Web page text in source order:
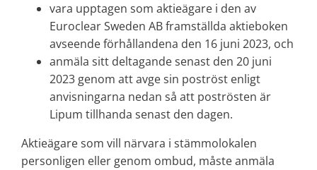
vara upptagen som aktieägare i den av
Euroclear Sweden AB framställda aktieboken
avseende förhållandena den 16 juni 2023, och
anmäla sitt deltagande senast den 20 juni
2023 genom att avge sin poströst enligt
anvisningarna nedan så att poströsten är
Lipum tillhanda senast den dagen.
Aktieägare som vill närvara i stämmolokalen
personligen eller genom ombud, måste anmäla